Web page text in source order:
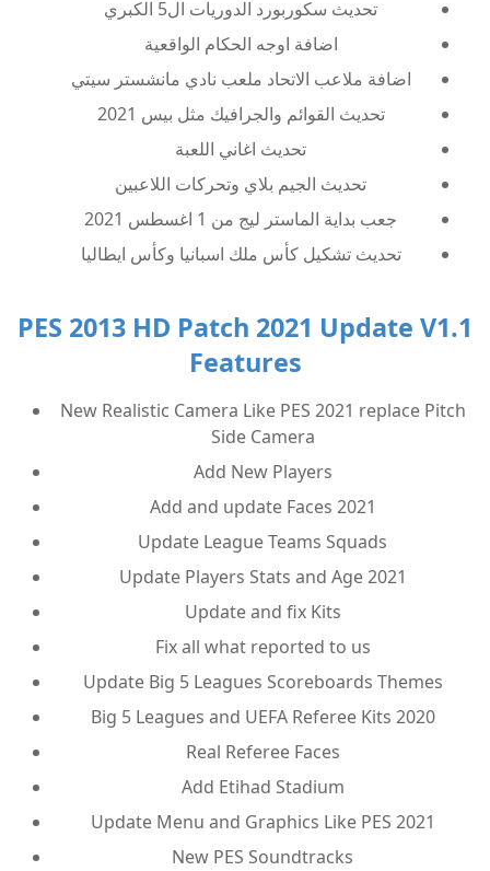
تحديث سكوربورد الدوريات ال5 الكبري
اضافة اوجه الحكام الواقعية
اضافة ملاعب الاتحاد ملعب نادي مانشستر سيتي
تحديث القوائم والجرافيك مثل بيس 2021
تحديث اغاني اللعبة
تحديث الجيم بلاي وتحركات اللاعبين
جعب بداية الماستر ليج من 1 اغسطس 2021
تحديث تشكيل كأس ملك اسبانيا وكأس ايطاليا
PES 2013 HD Patch 2021 Update V1.1
Features
New Realistic Camera Like PES 2021 replace Pitch
Side Camera
Add New Players
Add and update Faces 2021
Update League Teams Squads
Update Players Stats and Age 2021
Update and fix Kits
Fix all what reported to us
Update Big 5 Leagues Scoreboards Themes
Big 5 Leagues and UEFA Referee Kits 2020
Real Referee Faces
Add Etihad Stadium
Update Menu and Graphics Like PES 2021
New PES Soundtracks